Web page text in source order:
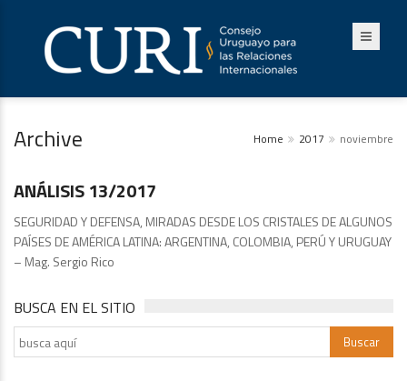
Archive Home 2017 noviembre
Análisis
ANÁLISIS 13/2017
SEGURIDAD Y DEFENSA, MIRADAS DESDE LOS CRISTALES DE ALGUNOS
PAÍSES DE AMÉRICA LATINA: ARGENTINA, COLOMBIA, PERÚ Y URUGUAY
– Mag. Sergio Rico
BUSCA EN EL SITIO